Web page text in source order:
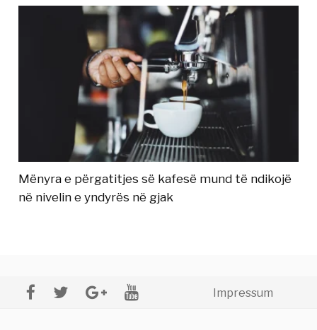
Mënyra e përgatitjes së kafesë mund të ndikojë
në nivelin e yndyrës në gjak
Impressum